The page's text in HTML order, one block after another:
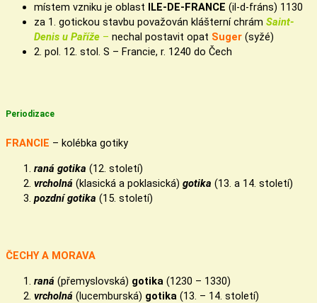
místem vzniku je oblast ILE-DE-FRANCE (il-d-fráns) 1130
za 1. gotickou stavbu považován klášterní chrám Saint-
Denis u Paříže – nechal postavit opat Suger (syžé)
2. pol. 12. stol. S – Francie, r. 1240 do Čech
Periodizace
FRANCIE – kolébka gotiky
raná gotika (12. století)
vrcholná (klasická a poklasická) gotika (13. a 14. století)
pozdní gotika (15. století)
ČECHY A MORAVA
raná (přemyslovská) gotika (1230 – 1330)
vrcholná (lucemburská) gotika (13. – 14. století)